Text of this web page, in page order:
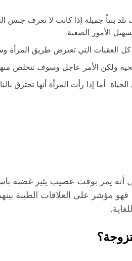
بنتاً جميلة إذا كانت لا تعرف جنس
الأمور الصعبة.
العقبات التي تعترض طريق
ولكن الأمر عاجل وسوف تتخلص
أما إذا رأت المرأة أنها
أنه يمر بوقت عصيب يثير غضبه
على العلاقات الطيبة